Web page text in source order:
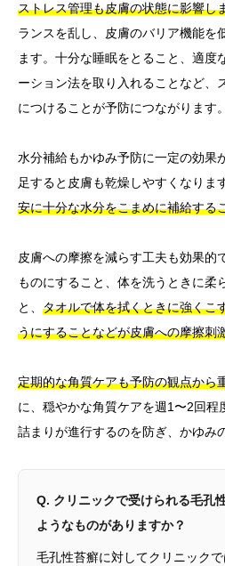
ストレス管理も皮膚の状態に影響し
ランスを乱し、皮膚のバリア機能を
ます。十分な睡眠をとること、適度
ーション法を取り入れることなど、
につけることが予防につながります。
水分補給もかゆみ予防に一定の効果
足すると皮膚も乾燥しやすくなりま
安に十分な水分をこまめに補給する
皮膚への摩擦を減らす工夫も効果的
ものにすること、体を洗うときに柔
と、 タオルで体を拭くときに強くこ
うにすることなどが皮膚への摩擦刺
定期的な角質ケアも予防の観点から
に、穏やかな角質ケアを週1〜2回程
詰まりが進行するのを防ぎ、かゆみ
Q. クリニックで受けられる毛孔
ようなものがありますか？
毛孔性苔癬に対してクリニック